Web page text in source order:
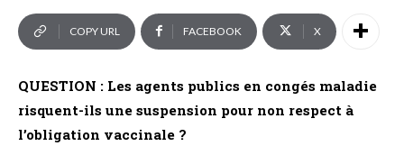
COPY URL FACEBOOK X
QUESTION : Les agents publics en congés maladie
risquent-ils une suspension pour non respect à
l’obligation vaccinale ?